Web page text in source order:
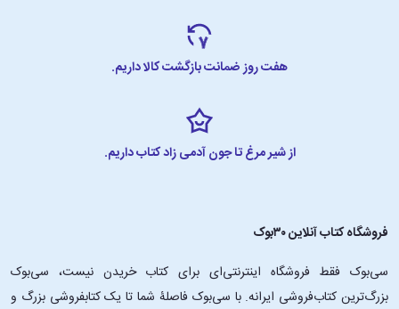
هفت روز ضمانت بازگشت کالا داریم.
از شیر مرغ تا جون آدمی زاد کتاب داریم.
فروشگاه کتاب آنلاین ۳۰بوک
سی‌بوک فقط فروشگاه اینترنتی‌ای برای کتاب خریدن نیست، سی‌بوک
بزرگ‌ترین کتاب‌فروشی ایرانه. با سی‌بوک فاصلۀ شما تا یک کتابفروشی بزرگ و